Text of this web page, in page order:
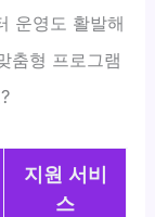
운영도 활발해
춤형 프로그램
지원 서비
스